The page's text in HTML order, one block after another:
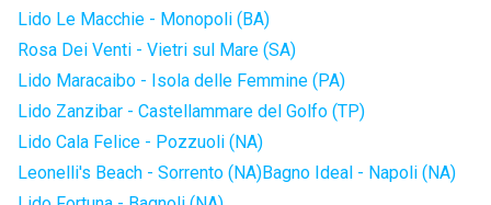
Lido Le Macchie - Monopoli (BA)
Rosa Dei Venti - Vietri sul Mare (SA)
Lido Maracaibo - Isola delle Femmine (PA)
Lido Zanzibar - Castellammare del Golfo (TP)
Lido Cala Felice - Pozzuoli (NA)
Leonelli's Beach - Sorrento (NA)Bagno Ideal - Napoli (NA)